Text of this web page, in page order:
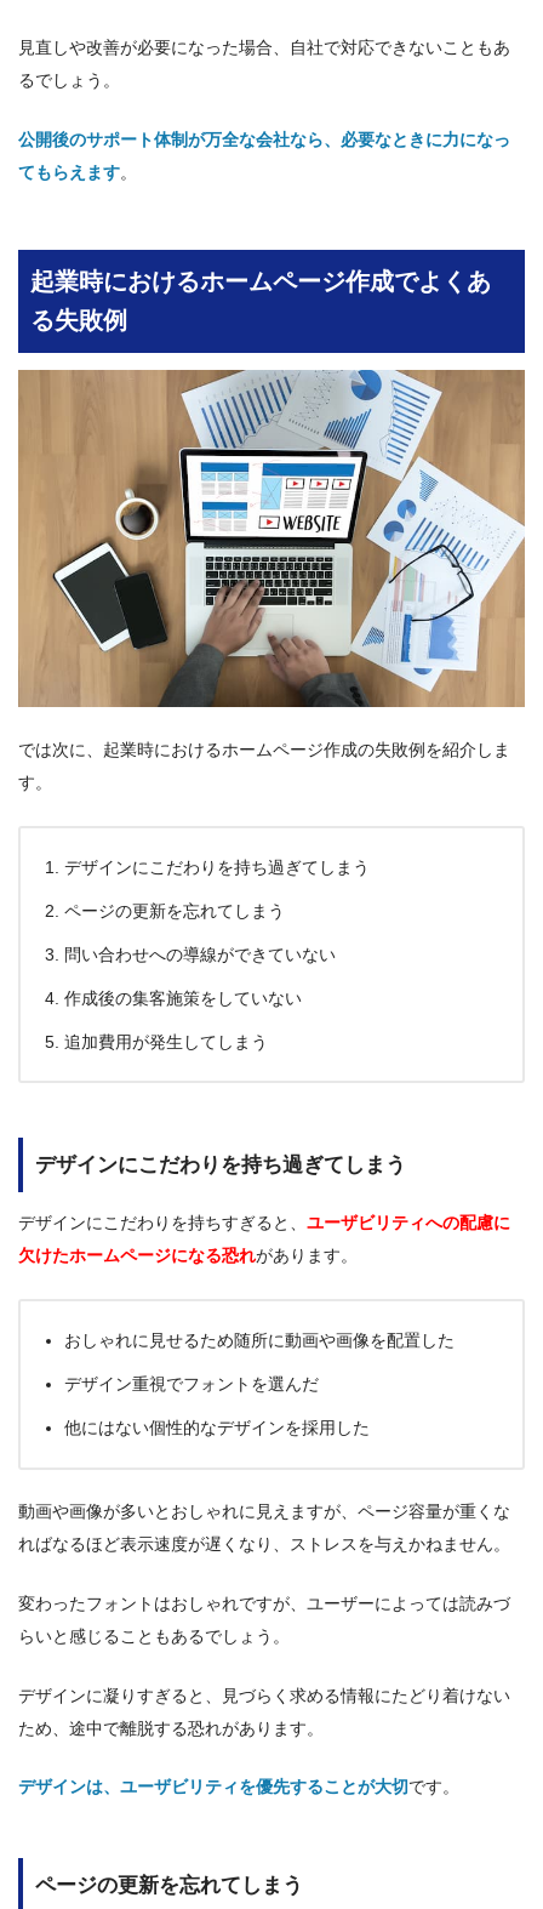
見直しや改善が必要になった場合、自社で対応できないこともあ
るでしょう。
公開後のサポート体制が万全な会社なら、必要なときに力になっ
てもらえます。
起業時におけるホームページ作成でよくあ
る失敗例
では次に、起業時におけるホームページ作成の失敗例を紹介しま
す。
デザインにこだわりを持ち過ぎてしまう
ページの更新を忘れてしまう
問い合わせへの導線ができていない
作成後の集客施策をしていない
追加費用が発生してしまう
デザインにこだわりを持ち過ぎてしまう
デザインにこだわりを持ちすぎると、 ユーザビリティへの配慮に
欠けたホームページになる恐れがあります。
おしゃれに見せるため随所に動画や画像を配置した
デザイン重視でフォントを選んだ
他にはない個性的なデザインを採用した
動画や画像が多いとおしゃれに見えますが、ページ容量が重くな
ればなるほど表示速度が遅くなり、ストレスを与えかねません。
変わったフォントはおしゃれですが、ユーザーによっては読みづ
らいと感じることもあるでしょう。
デザインに凝りすぎると、見づらく求める情報にたどり着けない
ため、途中で離脱する恐れがあります。
デザインは、ユーザビリティを優先することが大切です。
ページの更新を忘れてしまう